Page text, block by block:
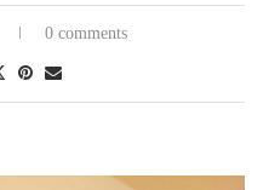
0 comments